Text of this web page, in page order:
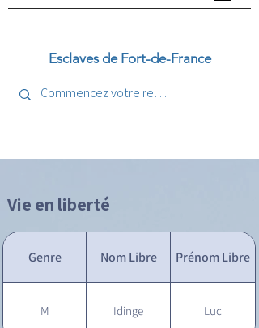
Esclaves de Fort-de-France
Vie en liberté
Genre Nom Libre Prénom Libre
M Idinge Luc